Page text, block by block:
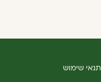
תנאי שימוש